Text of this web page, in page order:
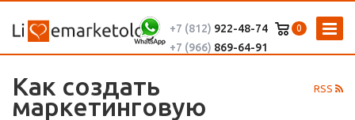
0
+7 (812) 922-48-74
+7 (966) 869-64-91
RSS
Как создать
маркетинговую